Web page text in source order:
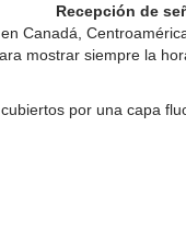
Recepción de
Canadá,
mostrar siempre la
por una capa